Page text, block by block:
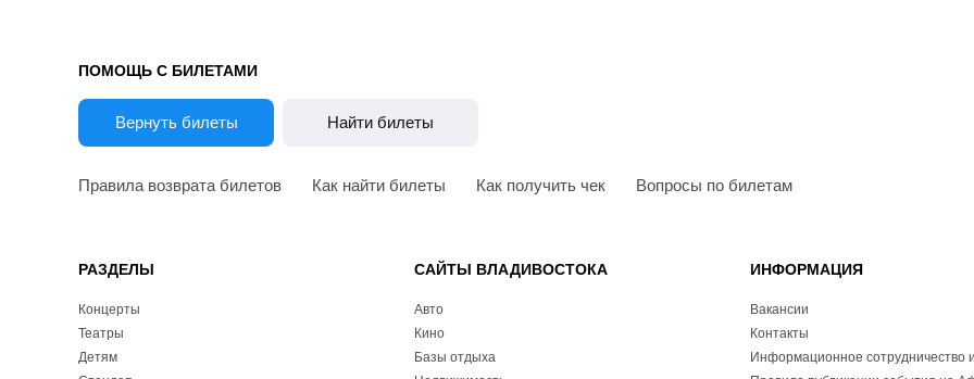
ПОМОЩЬ С БИЛЕТАМИ
Вернуть билеты Найти билеты
Правила возврата билетов Как найти билеты Как получить чек Вопросы по билетам
РАЗДЕЛЫ
Концерты
Театры
Детям
САЙТЫ ВЛАДИВОСТОКА
Авто
Кино
Базы отдыха
ИНФОРМАЦИЯ
Вакансии
Контакты
Информационное